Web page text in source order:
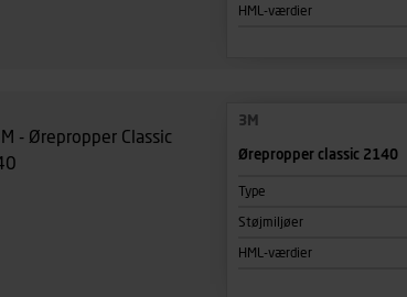
HML-værdier
3M
Ørepropper classic 2140
Type
Støjmiljøer
HML-værdier